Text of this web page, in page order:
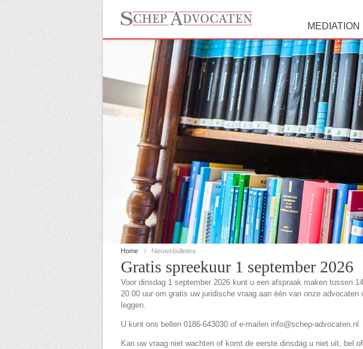
MEDIATION
Home Nieuwsbulletins
Gratis spreekuur 1 september 2026
Voor dinsdag 1 september 2026 kunt u een afspraak maken tussen
20.00 uur om gratis uw juridische vraag aan één van onze advocaten
leggen.
U kunt ons bellen 0186-643030 of e-mailen info@schep-advocaten.nl.
Kan uw vraag niet wachten of komt de eerste dinsdag u niet uit, bel of